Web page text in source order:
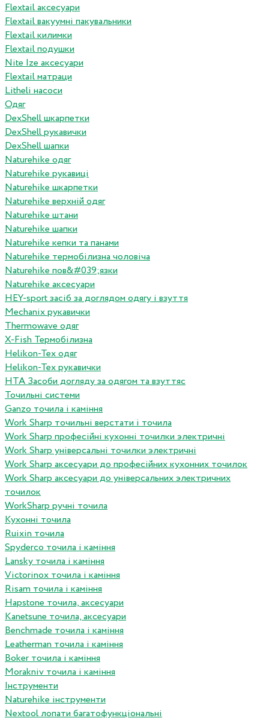
Flextail аксесуари
Flextail вакуумні пакувальники
Flextail килимки
Flextail подушки
Nite Ize аксесуари
Flextail матраци
Litheli насоси
Одяг
DexShell шкарпетки
DexShell рукавички
DexShell шапки
Naturehike одяг
Naturehike рукавиці
Naturehike шкарпетки
Naturehike верхній одяг
Naturehike штани
Naturehike шапки
Naturehike кепки та панами
Naturehike термобілизна чоловіча
Naturehike пов&#039;язки
Naturehike аксесуари
HEY-sport засіб за доглядом одягу і взуття
Mechanix рукавички
Thermowave одяг
X-Fish Термобілизна
Helikon-Tex одяг
Helikon-Tex рукавички
HTA Засоби догляду за одягом та взуттяс
Точильні системи
Ganzo точила і каміння
Work Sharp точильні верстати і точила
Work Sharp професiйнi кухоннi точилки электричнi
Work Sharp унiверсальнi точилки электричнi
Work Sharp аксесуари до професiйних кухонних точилок
Work Sharp аксесуари до унiверсальних электричних
точилок
WorkSharp ручні точила
Кухонні точила
Ruixin точила
Spyderco точила і каміння
Lansky точила і каміння
Victorinox точила і каміння
Risam точила і каміння
Hapstone точила, аксесуари
Kanetsune точила, аксесуари
Benchmade точила і каміння
Leatherman точила і каміння
Boker точила і каміння
Morakniv точила і каміння
Інструменти
Naturehike інструменти
Nextool лопати багатофункціональні